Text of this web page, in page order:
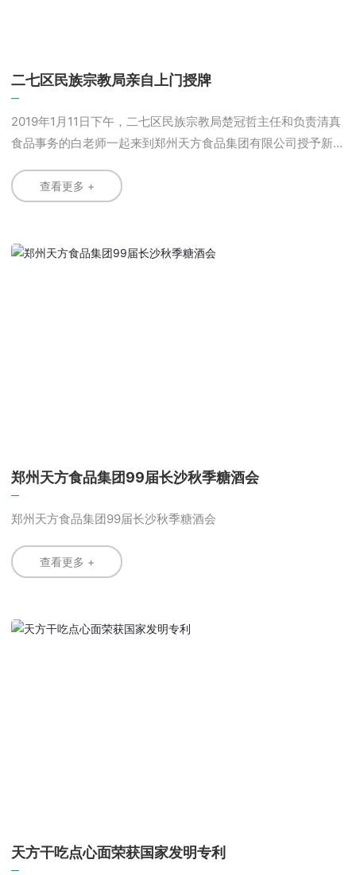
二七区民族宗教局亲自上门授牌
2019年1月11日下午，二七区民族宗教局楚冠哲主任和负责清真
食品事务的白老师一起来到郑州天方食品集团有限公司授予新
马金成参与授牌仪式。
查看更多 +
郑州天方食品集团99届长沙秋季糖酒会
郑州天方食品集团99届长沙秋季糖酒会
查看更多 +
天方干吃点心面荣获国家发明专利